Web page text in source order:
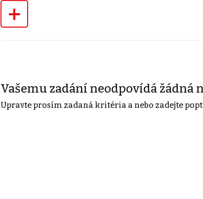
+
Vašemu zadání neodpovídá žádná
Upravte prosím zadaná kritéria a nebo zadejte